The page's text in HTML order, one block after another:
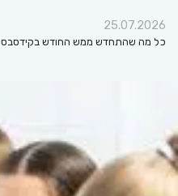
25.07.2026
כל מה שהתחדש ממש החודש